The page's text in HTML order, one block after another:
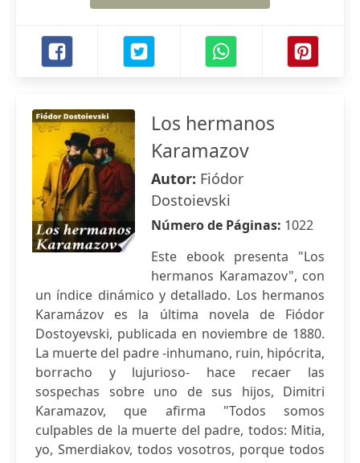
Los hermanos
Karamazov
Autor: Fiódor
Dostoievski
Número de Páginas: 1022
Este ebook presenta "Los
hermanos Karamazov", con
un índice dinámico y detallado. Los hermanos
Karamázov es la última novela de Fiódor
Dostoyevski, publicada en noviembre de 1880.
La muerte del padre -inhumano, ruin, hipócrita,
borracho y lujurioso- hace recaer las
sospechas sobre uno de sus hijos, Dimitri
Karamazov, que afirma "Todos somos
culpables de la muerte del padre, todos: Mitia,
yo, Smerdiakov, todos vosotros, porque todos